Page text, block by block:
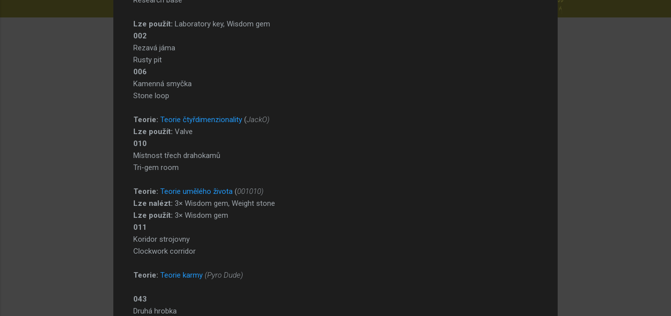
Lze použít: Laboratory key, Wisdom gem
002
Rezavá jáma
Rusty pit
006
Kamenná smyčka
Stone loop
Teorie: Teorie čtyřdimenzionality (JackO)
Lze použít: Valve
010
Místnost třech drahokamů
Tri-gem room
Teorie: Teorie umělého života (001010)
Lze nalézt: 3× Wisdom gem, Weight stone
Lze použít: 3× Wisdom gem
011
Koridor strojovny
Clockwork corridor
Teorie: Teorie karmy (Pyro Dude)
043
Druhá hrobka